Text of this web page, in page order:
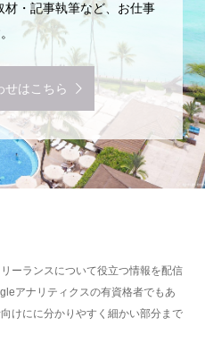
・記事執筆など、お仕事
せはこちら
ーランスについて役立つ情報を配信
アナリティクスの有資格者でもあ
けにに分かりやすく細かい部分まで